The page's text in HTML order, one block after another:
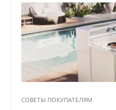
СОВЕТЫ ПОКУПАТЕЛЯМ